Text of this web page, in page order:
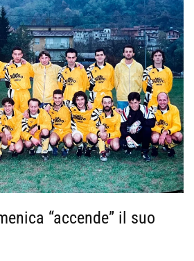
“accende” il suo